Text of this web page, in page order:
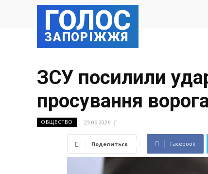
ГОЛОС
ЗАПОРІЖЖЯ
ЗСУ посилили
просування
ОБЩЕСТВО 23.05.2026
Поделиться Facebook